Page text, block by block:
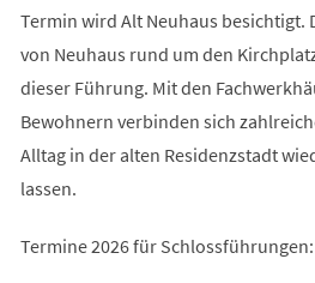
Termin wird Alt Neuhaus besichtigt.
von Neuhaus rund um den
dieser Führung. Mit den
Bewohnern verbinden sich
Alltag in der alten Residenzstadt
lassen.
Termine 2026 für Schlossführungen: